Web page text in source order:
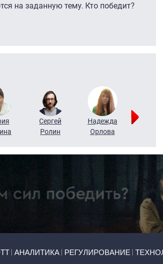
на заданную тему. Кто победит?
Сергей
Ролин
Надежда
Орлова
АНАЛИТИКА РЕГУЛИРОВАНИЕ